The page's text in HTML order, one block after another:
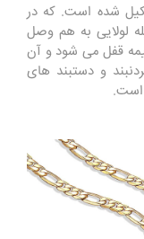
شده است. که در
لولایی به هم وصل
قفل می شود و آن
و دستبند های
است.